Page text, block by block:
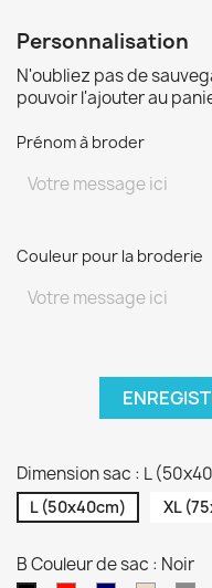
Personnalisation
N'oubliez pas de
pouvoir l'ajouter au
Prénom à broder
Couleur pour la broderie
Dimension sac : L
L (50x40cm) XL
B Couleur de sac : Noir